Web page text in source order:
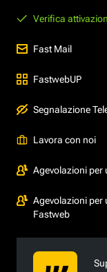
Verifica
Fast Mail
FastwebUP
Segnalazione
Lavora con noi
Agevolazioni per
Agevolazioni per
Fastweb